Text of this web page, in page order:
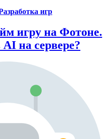
игр
игру на Фотоне.
на сервере?